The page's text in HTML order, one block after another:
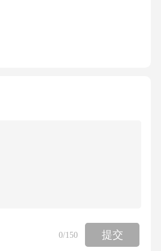
义在于？
、再造烟叶（重组烟草）
0/150 提交